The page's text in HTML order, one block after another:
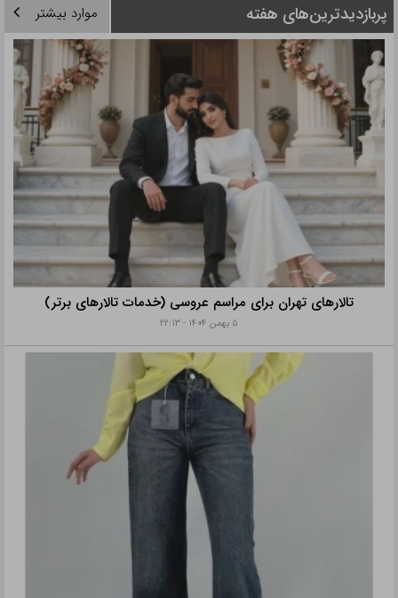
پربازدیدترین‌های هفته موارد بیشتر
تالارهای تهران برای مراسم عروسی (خدمات تالارهای برتر)
۵ بهمن ۱۴۰۴ - ۲۲:۱۳